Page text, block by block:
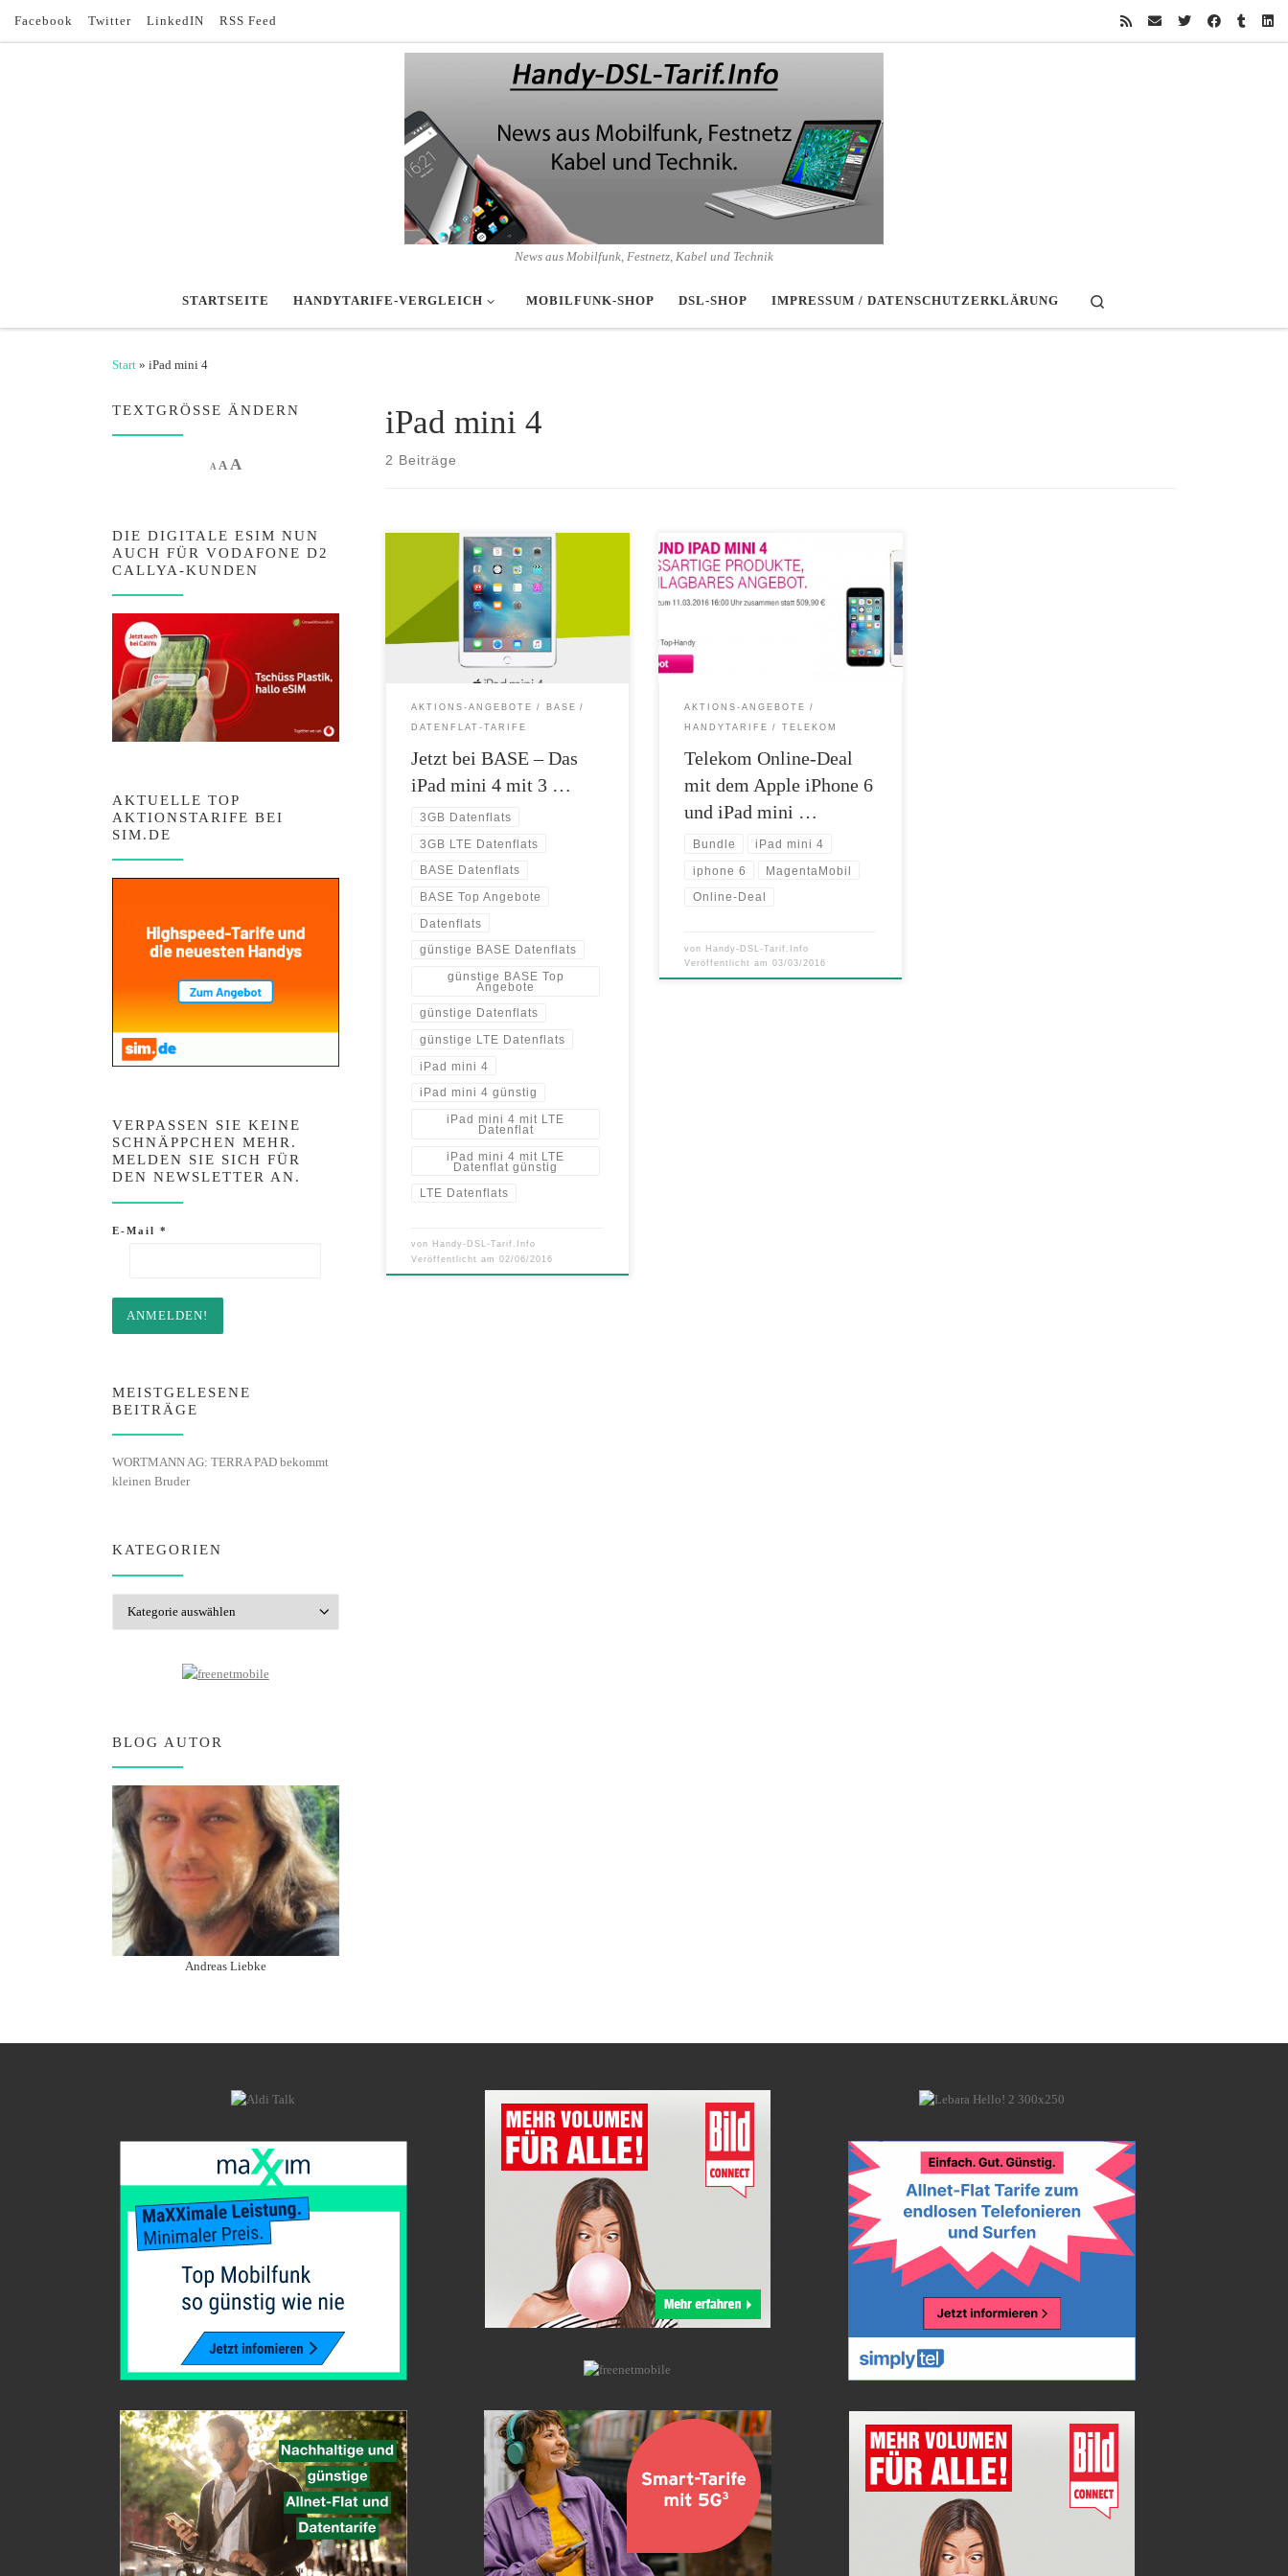
Zum Inhalt springen
Facebook Twitter LinkedIN RSS Feed
News aus Mobilfunk, Festnetz, Kabel und Technik
STARTSEITE HANDYTARIFE-VERGLEICH MOBILFUNK-SHOP DSL-SHOP IMPRESSUM / DATENSCHUTZERKLÄRUNG
Start » iPad mini 4
iPad mini 4
2 Beiträge
Das neue iPad mini 4 16 GB bietet eine
beeindruckende Leistung und
fantastische Möglichkeiten. Es ist
dünner und leichter als je zuvor, aber
leistungsstark genug, um alle Ideen
noch weiter voranzubringen. Klein war
nie so groß. Ihre Vorteile bei BASE:
AKTIONS-ANGEBOTE BASE
DATENFLAT-TARIFE
Jetzt bei BASE – Das
iPad mini 4 mit 3 …
3GB Datenflats
3GB LTE Datenflats
BASE Datenflats
BASE Top Angebote
Datenflats
günstige BASE Datenflats
günstige BASE Top
Angebote
günstige Datenflats
günstige LTE Datenflats
iPad mini 4
iPad mini 4 günstig
iPad mini 4 mit LTE
Datenflat
iPad mini 4 mit LTE
Datenflat günstig
LTE Datenflats
von Handy-DSL-Tarif.Info
Veröffentlicht am02/06/2016
Bis zum 11.03.2016 16 Uhr können Sie
das Apple iPhone 6 (16 und 64 GB) und
das iPad mini 4 im Bundle zum
Sparpreis bei der Telekom erhalten. Zum
Beispiel im Tarif MagentaMobil L mit
Top-Handy ab einmalig nur 50,- Euro
AKTIONS-ANGEBOTE
HANDYTARIFE TELEKOM
Telekom Online-Deal
mit dem Apple iPhone 6
und iPad mini …
Bundle iPad mini 4
iphone 6 MagentaMobil
Online-Deal
von Handy-DSL-Tarif.Info
Veröffentlicht am03/03/2016
TEXTGRÖSSE ÄNDERN
A Decrease font size.
AReset font size.
AIncrease font size.
DIE DIGITALE ESIM NUN
AUCH FÜR VODAFONE D2
CALLYA-KUNDEN
AKTUELLE TOP
AKTIONSTARIFE BEI
SIM.DE
VERPASSEN SIE KEINE
SCHNÄPPCHEN MEHR.
MELDEN SIE SICH FÜR
DEN NEWSLETTER AN.
E-Mail *
MEISTGELESENE
BEITRÄGE
WORTMANN AG: TERRA PAD bekommt
kleinen Bruder
KATEGORIEN
BLOG AUTOR
Andreas Liebke